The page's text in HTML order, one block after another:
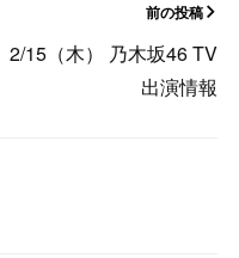
前の投稿
2/15（木） 乃木坂46 TV
出演情報